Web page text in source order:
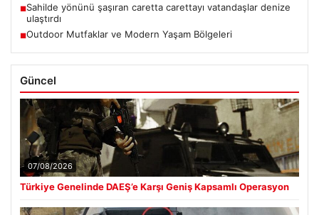
■Sahilde yönünü şaşıran caretta carettayı vatandaşlar denize
ulaştırdı
■Outdoor Mutfaklar ve Modern Yaşam Bölgeleri
Güncel
07/08/2026
Türkiye Genelinde DAEŞ’e Karşı Geniş Kapsamlı Operasyon